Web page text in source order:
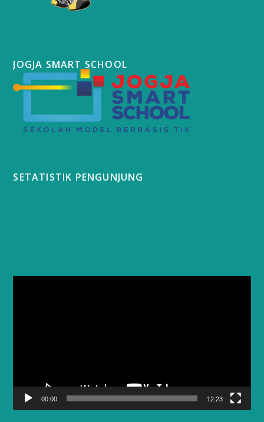
JOGJA SMART SCHOOL
SETATISTIK PENGUNJUNG
00:00 12:23